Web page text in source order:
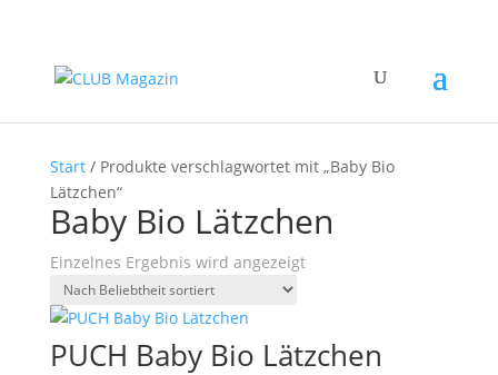
Start/ Produkte verschlagwortet mit „Baby Bio
Lätzchen“
Baby Bio Lätzchen
Einzelnes Ergebnis wird angezeigt
PUCH Baby Bio Lätzchen